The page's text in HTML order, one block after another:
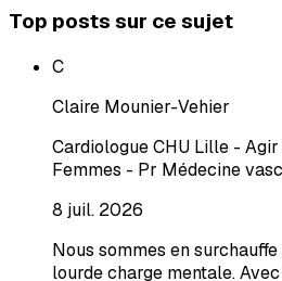
Top posts sur ce sujet
C
Claire Mounier-Vehier
Cardiologue CHU Lille -
Femmes - Pr Médecine
8 juil. 2026
Nous sommes en
lourde charge mentale.